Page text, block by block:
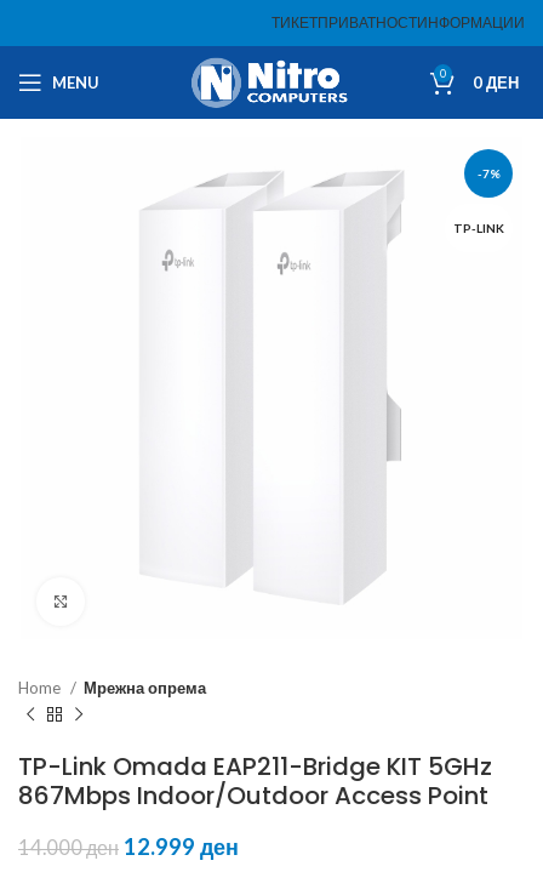
ТИКЕТПРИВАТНОСТИНФОРМАЦИИ
MENU 0 0ДЕН
-7%
TP-LINK
Home Мрежна опрема
TP-Link Omada EAP211-Bridge KIT 5GHz
867Mbps Indoor/Outdoor Access Point
14.000ден 12.999 ден